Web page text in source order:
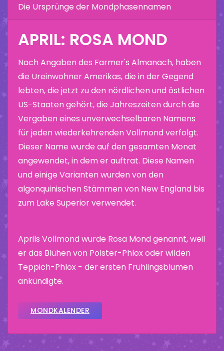
Die Ursprünge der Mondphasennamen
APRIL: ROSA MOND
Nach Angaben des Farmer's Almanach, haben
die Ureinwohner Amerikas, die in der Gegend
lebten, die jetzt zu den nördlichen und östlichen
US-Staaten gehört, die Jahreszeiten durch die
Vergaben eines unverwechselbaren Namens
für jeden wiederkehrenden Vollmond verfolgt.
Dieser Name wurde auf den gesamten Monat
angewendet, in dem er auftrat. Diese Namen
und einige Varianten wurden von den
algonquinischen Stämmen von New England bis
zum Lake Superior verwendet.
Aprils Vollmond wurde Rosa Mond genannt, weil
er das Blühen von Polster-Phlox oder wilden
Teppich-Phlox - der ersten Frühlingsblumen
ankündigte.
MONDKALENDER